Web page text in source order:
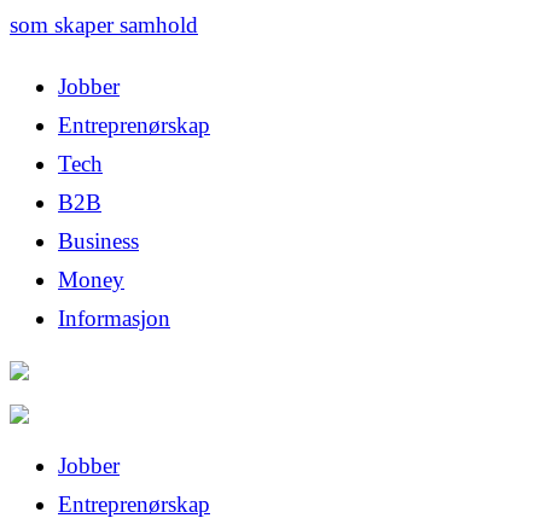
som skaper samhold
Jobber
Entreprenørskap
Tech
B2B
Business
Money
Informasjon
Jobber
Entreprenørskap